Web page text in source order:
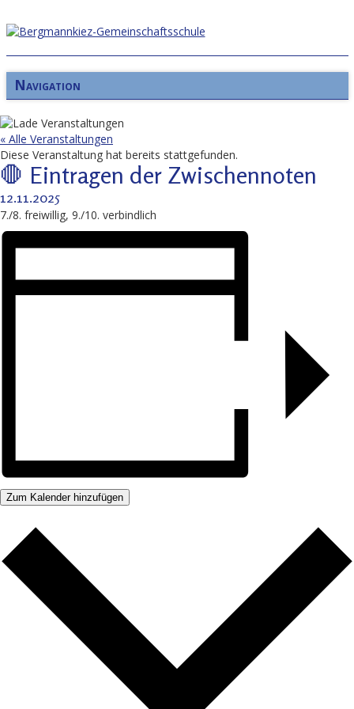
Navigation
« Alle Veranstaltungen
Diese Veranstaltung hat bereits stattgefunden.
🛑 Eintragen der Zwischennoten
12.11.2025
7./8. freiwillig, 9./10. verbindlich
Zum Kalender hinzufügen